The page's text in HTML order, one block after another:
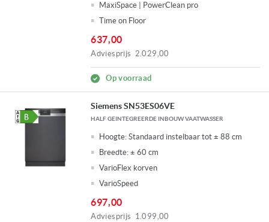
MaxiSpace | PowerClean pro
Time on Floor
637,00
Adviesprijs 2.029,00
Op voorraad
Siemens SN53ES06VE
HALF GEINTEGREERDE INBOUW VAATWASSER
Hoogte: Standaard instelbaar tot ± 88 cm
Breedte: ± 60 cm
VarioFlex korven
VarioSpeed
697,00
Adviesprijs 1.099,00